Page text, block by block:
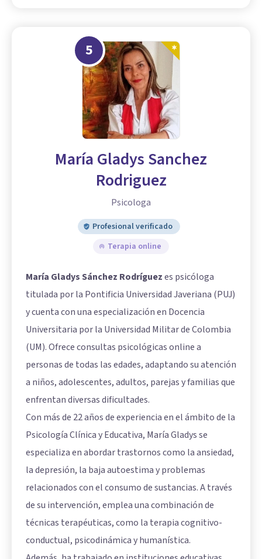
5
María Gladys Sanchez
Rodriguez
Psicologa
Profesional verificado
Terapia online
María Gladys Sánchez Rodríguezes psicóloga
titulada por la Pontificia Universidad Javeriana (PUJ)
y cuenta con una especialización en Docencia
Universitaria por la Universidad Militar de Colombia
(UM). Ofrece consultas psicológicas online a
personas de todas las edades, adaptando su atención
a niños, adolescentes, adultos, parejas y familias que
enfrentan diversas dificultades.
Con más de 22 años de experiencia en el ámbito de la
Psicología Clínica y Educativa, María Gladys se
especializa en abordar trastornos como la ansiedad,
la depresión, la baja autoestima y problemas
relacionados con el consumo de sustancias. A través
de su intervención, emplea una combinación de
técnicas terapéuticas, como la terapia cognitivo-
conductual, psicodinámica y humanística.